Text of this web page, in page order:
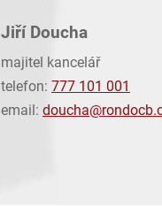
Jiří Doucha
majitel kancelář
telefon: 777 101 001
email: doucha@